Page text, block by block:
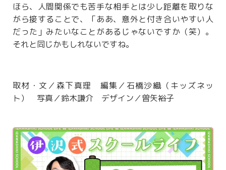
ほら、人間関係でも苦手な相手とは少し距離を取りな
がら接することで、「ああ、意外と付き合いやすい人
だった」みたいなことがあるじゃないですか（笑）。
それと同じかもしれないですね。
取材・文／森下真理 編集／石橋沙織（キッズネッ
ト） 写真／鈴木謙介 デザイン／曽矢裕子